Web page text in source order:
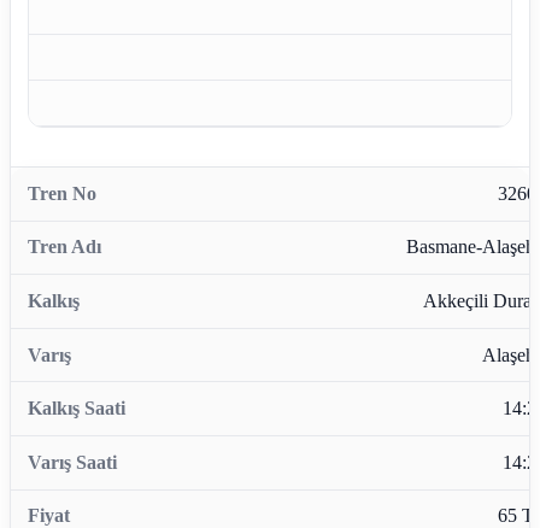
Basmane-
Akkeçili
65